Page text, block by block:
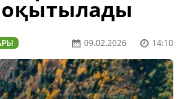
оқытылады
09.02.2026 14:10